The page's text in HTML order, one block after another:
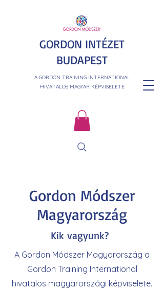
GORDON INTÉZET
BUDAPEST
A GORDON TRAINING INTERNATIONAL
HIVATALOS MAGYAR KÉPVISELETE
Gordon Módszer
Magyarország
Kik vagyunk?
A Gordon Módszer Magyarország a
Gordon Training International
hivatalos magyarországi képviselete.